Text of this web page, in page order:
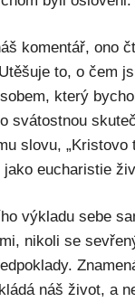
komentář, ono
to, o čem
který
svátostnou
slovu,
eucharistie
výkladu sebe
nikoli se
náš život, a